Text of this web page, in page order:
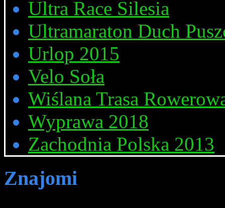
Ultra Race Silesia
Ultramaraton Duch
Urlop 2015
Velo Soła
Wiślana Trasa
Wyprawa 2018
Zachodnia Polska 2013
Znajomi